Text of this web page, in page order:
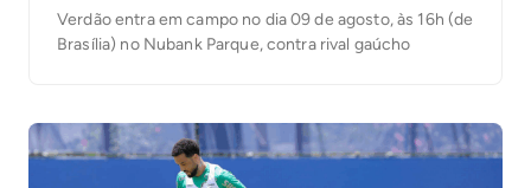
Verdão entra em campo no dia 09 de agosto, às 16h (de
Brasília) no Nubank Parque, contra rival gaúcho